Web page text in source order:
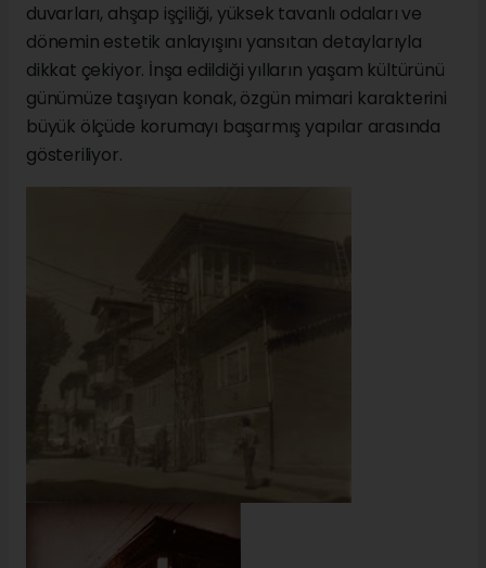
duvarları, ahşap işçiliği, yüksek tavanlı odaları ve
dönemin estetik anlayışını yansıtan detaylarıyla
dikkat çekiyor. İnşa edildiği yılların yaşam kültürünü
günümüze taşıyan konak, özgün mimari karakterini
büyük ölçüde korumayı başarmış yapılar arasında
gösteriliyor.